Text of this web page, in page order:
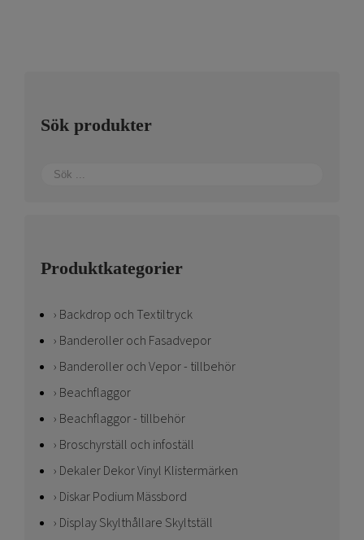
Sök produkter
Produktkategorier
Backdrop och Textiltryck
Banderoller och Fasadvepor
Banderoller och Vepor - tillbehör
Beachflaggor
Beachflaggor - tillbehör
Broschyrställ och infoställ
Dekaler Dekor Vinyl Klistermärken
Diskar Podium Mässbord
Display Skylthållare Skyltställ